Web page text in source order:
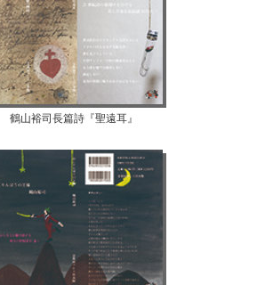
鶴山裕司長篇詩『聖遠耳』